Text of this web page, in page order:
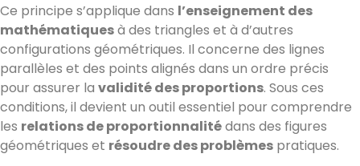
Ce principe s’applique dans l’enseignement des
mathématiquesà des triangles et à d’autres
configurations géométriques. Il concerne des lignes
parallèles et des points alignés dans un ordre précis
pour assurer la validité des proportions. Sous ces
conditions, il devient un outil essentiel pour comprendre
les relations de proportionnalitédans des figures
géométriques et résoudre des problèmes pratiques.